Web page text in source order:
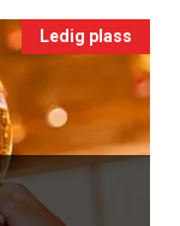
Ledig plass